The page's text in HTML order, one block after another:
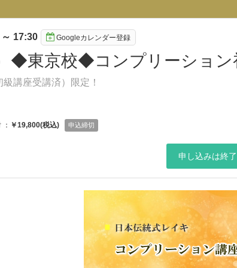
～ 17:30 Googleカレンダー登録
◆東京校◆コンプリーション
講座受講済）限定！
￥19,800(税込) 申込締切
申し込みは終